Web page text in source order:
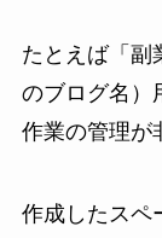
たとえば「副
のブログ名）
作業の管理が
作成したスペ